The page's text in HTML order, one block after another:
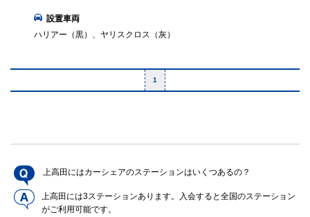
設置車両
ハリアー（黒）、ヤリスクロス（灰）
1
上高田にはカーシェアのステーションはいくつあるの？
上高田には3ステーションあります。入会すると全国のステーション
がご利用可能です。